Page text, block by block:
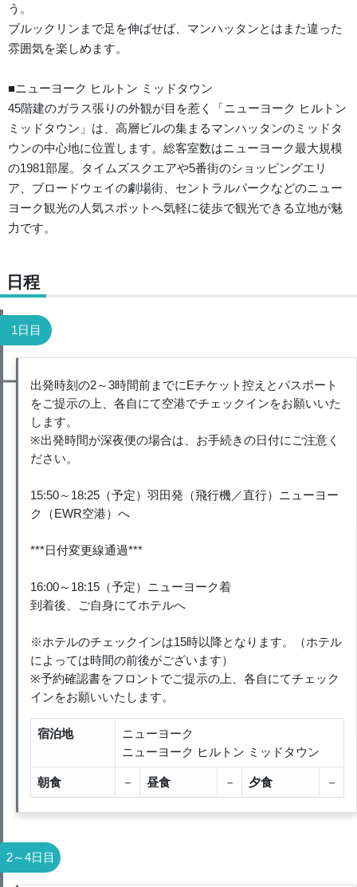
う。
ブルックリンまで足を伸ばせば、マンハッタンとはまた違った
雰囲気を楽しめます。
■ニューヨーク ヒルトン ミッドタウン
45階建のガラス張りの外観が目を惹く「ニューヨーク ヒルトン
ミッドタウン」は、高層ビルの集まるマンハッタンのミッドタ
ウンの中心地に位置します。総客室数はニューヨーク最大規模
の1981部屋。タイムズスクエアや5番街のショッピングエリ
ア、ブロードウェイの劇場街、セントラルパークなどのニュー
ヨーク観光の人気スポットへ気軽に徒歩で観光できる立地が魅
力です。
日程
1日目
出発時刻の2～3時間前までにEチケット控えとパスポート
をご提示の上、各自にて空港でチェックインをお願いいた
します。
※出発時間が深夜便の場合は、お手続きの日付にご注意く
ださい。
15:50～18:25（予定）羽田発（飛行機／直行）ニューヨー
ク（EWR空港）へ
***日付変更線通過***
16:00～18:15（予定）ニューヨーク着
到着後、ご自身にてホテルへ
※ホテルのチェックインは15時以降となります。（ホテル
によっては時間の前後がございます）
※予約確認書をフロントでご提示の上、各自にてチェック
インをお願いいたします。
宿泊地
ニューヨーク
ニューヨーク ヒルトン ミッドタウン
朝食 － 昼食 － 夕食 －
2～4日目